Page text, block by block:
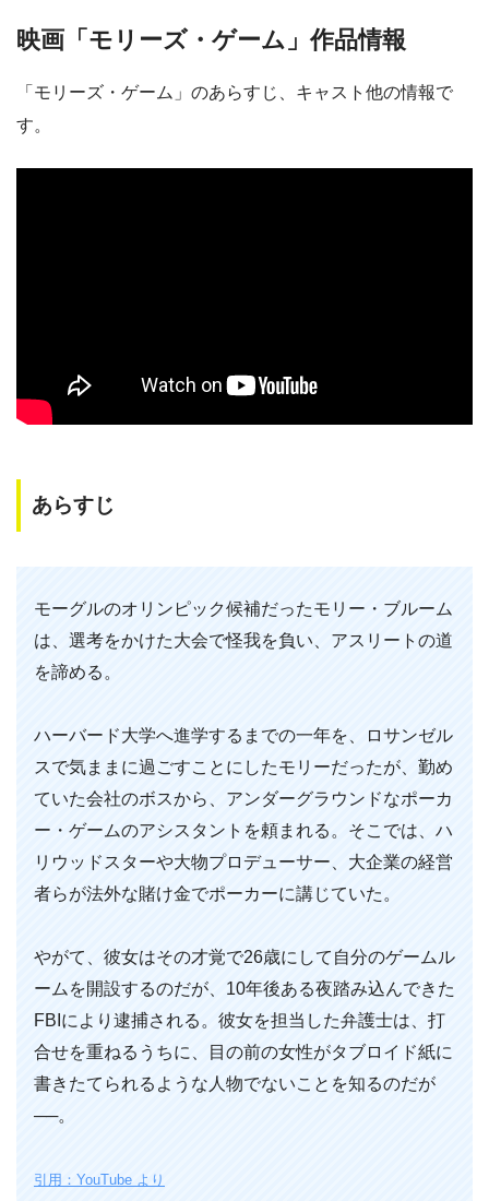
映画「モリーズ・ゲーム」作品情報
「モリーズ・ゲーム」のあらすじ、キャスト他の情報で
す。
あらすじ
モーグルのオリンピック候補だったモリー・ブルーム
は、選考をかけた大会で怪我を負い、アスリートの道
を諦める。
ハーバード大学へ進学するまでの一年を、ロサンゼル
スで気ままに過ごすことにしたモリーだったが、勤め
ていた会社のボスから、アンダーグラウンドなポーカ
ー・ゲームのアシスタントを頼まれる。そこでは、ハ
リウッドスターや大物プロデューサー、大企業の経営
者らが法外な賭け金でポーカーに講じていた。
やがて、彼女はその才覚で26歳にして自分のゲームル
ームを開設するのだが、10年後ある夜踏み込んできた
FBIにより逮捕される。彼女を担当した弁護士は、打
合せを重ねるうちに、目の前の女性がタブロイド紙に
書きたてられるような人物でないことを知るのだが
──。
引用：YouTube より